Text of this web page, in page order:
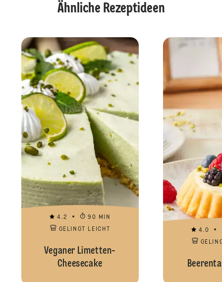
Ähnliche Rezeptideen
4.2
90 MIN
GELINGT LEICHT
Veganer Limetten-
Cheesecake
4.0